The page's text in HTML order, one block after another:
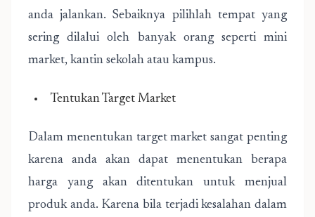
anda jalankan. Sebaiknya pilihlah tempat yang
sering dilalui oleh banyak orang seperti mini
market, kantin sekolah atau kampus.
Tentukan Target Market
Dalam menentukan target market sangat penting
karena anda akan dapat menentukan berapa
harga yang akan ditentukan untuk menjual
produk anda. Karena bila terjadi kesalahan dalam